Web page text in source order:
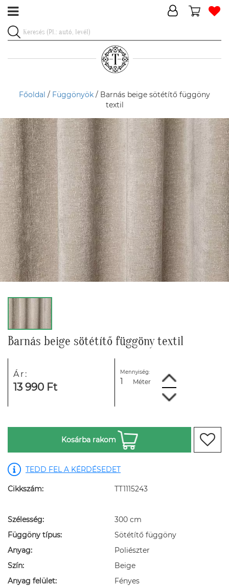
Főoldal / Függönyök / Barnás beige sötétítő függöny
textil
Barnás beige sötétítő függöny textil
Ár:
13 990 Ft
Mennyiség:
Méter
Kosárba rakom
TEDD FEL A KÉRDÉSEDET
Cikkszám: TT1115243
Szélesség:
300 cm
Függöny típus:
Sötétítő függöny
Anyag:
Poliészter
Szín:
Beige
Anyag felület:
Fényes